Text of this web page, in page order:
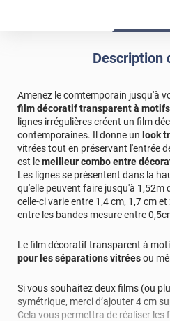
Description
Amenez le comtemporain jusqu'à
film décoratif transparent à
lignes irrégulières créent un film
contemporaines. Il donne un look
vitrées tout en préservant l'entrée
est lemeilleur combo entre
Les lignes se présentent dans la
qu'elle peuvent faire jusqu'à 1,52m
celle-ci varie entre 1,4 cm, 1,7 cm
entre les bandes mesure entre
Le film décoratif transparent à
pour les séparations vitréesou
Si vous souhaitez deux films (ou
symétrique, merci d’ajouter 4 cm
Cela vous permettra de réaliser les